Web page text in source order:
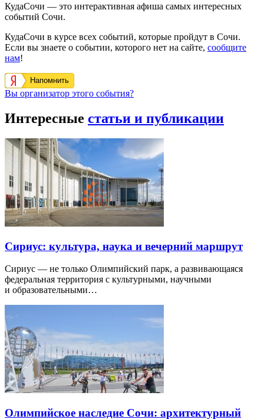
КудаСочи — это интерактивная афиша самых интересных
событий Сочи.
КудаСочи в курсе всех событий, которые пройдут в Сочи.
Если вы знаете о событии, которого нет на сайте, сообщите
нам!
Напомнить
Вы организатор этого события?
Интересные статьи и публикации
Сириус: культура, наука и вечерний маршрут
Сириус — не только Олимпийский парк, а развивающаяся
федеральная территория с культурными, научными
и образовательными…
Олимпийское наследие Сочи: архитектурный